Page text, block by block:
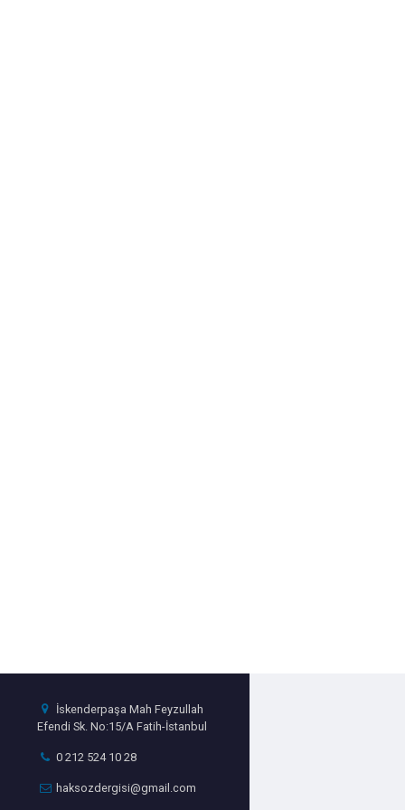
İskenderpaşa Mah Feyzullah
Efendi Sk. No:15/A Fatih-İstanbul
0 212 524 10 28
haksozdergisi@gmail.com